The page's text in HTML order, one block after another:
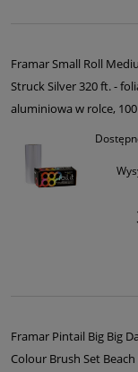
Framar Small Roll
Struck Silver 320 ft. -
aluminiowa w rolce,
Framar Pintail Big Big
Colour Brush Set